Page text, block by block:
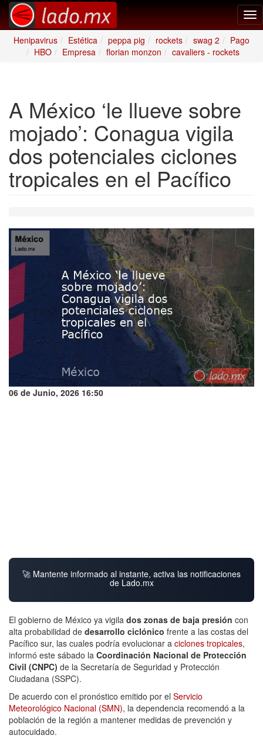
Henipavirus
Estética peppa pig rockets swag 2
Pago
HBO
Empresa florian monzon cavaliers - rockets
A México ‘le llueve sobre
mojado’: Conagua vigila
dos potenciales ciclones
tropicales en el Pacífico
06 de Junio, 2026 16:50
🚀 Mantente informado al instante, activa las notificaciones
de Lado.mx
El gobierno de México ya vigila dos zonas de baja presión con
alta probabilidad de desarrollo ciclónico frente a las costas del
Pacífico sur, las cuales podría evolucionar a ciclones tropicales,
informó este sábado la Coordinación Nacional de Protección
Civil (CNPC) de la Secretaría de Seguridad y Protección
Ciudadana (SSPC).
De acuerdo con el pronóstico emitido por el Servicio
Meteorológico Nacional (SMN), la dependencia recomendó a la
población de la región a mantener medidas de prevención y
autocuidado.